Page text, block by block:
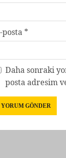
posta *
Daha sonraki
posta adresim